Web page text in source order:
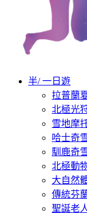
半/ 一日遊
拉普蘭
北極光
雪地摩
哈士奇
馴鹿奇
北極動
大自然
傳統芬
聖誕老